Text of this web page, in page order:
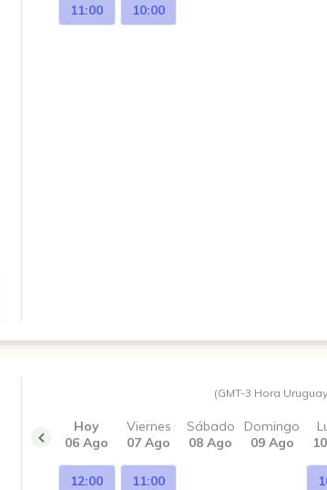
11:00 10:00
(GMT-3 Hora
Hoy
06 Ago
12:00
Viernes
07 Ago
11:00
Sábado
08 Ago
Domingo
09 Ago